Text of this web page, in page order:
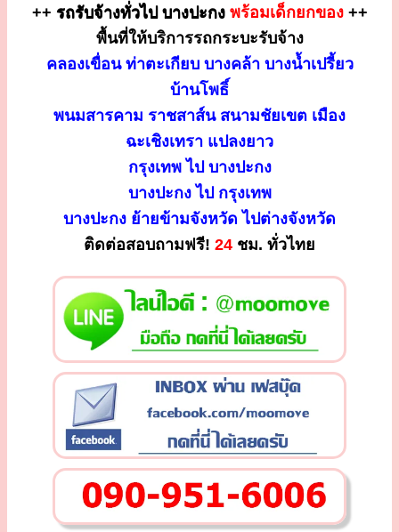
++ รถรับจ้างทั่วไป บางปะกง พร้อมเด็กยกของ++
พื้นที่ให้บริการรถกระบะรับจ้าง
คลองเขื่อน ท่าตะเกียบ บางคล้า บางน้ำเปรี้ยว
บ้านโพธิ์
พนมสารคาม ราชสาส์น สนามชัยเขต เมือง
ฉะเชิงเทรา แปลงยาว
กรุงเทพ ไป บางปะกง
บางปะกง ไป กรุงเทพ
บางปะกง ย้ายข้ามจังหวัด ไปต่างจังหวัด
ติดต่อสอบถามฟรี! 24 ชม. ทั่วไทย